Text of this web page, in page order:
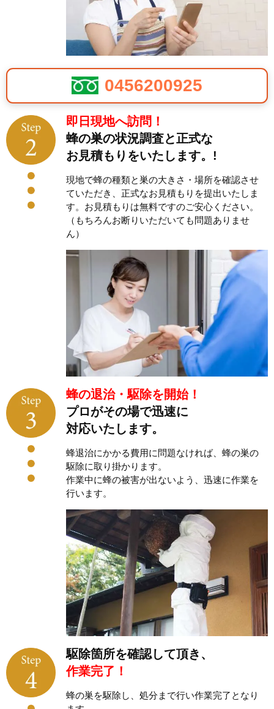
0456200925
即日現地へ訪問！
蜂の巣の状況調査と正式な
お見積もりをいたします。!
現地で蜂の種類と巣の大きさ・場所を確認させ
ていただき、正式なお見積もりを提出いたしま
す。お見積もりは無料ですのご安心ください。
（もちろんお断りいただいても問題ありませ
ん）
蜂の退治・駆除を開始！
プロがその場で迅速に
対応いたします。
蜂退治にかかる費用に問題なければ、蜂の巣の
駆除に取り掛かります。
作業中に蜂の被害が出ないよう、迅速に作業を
行います。
駆除箇所を確認して頂き、
作業完了！
蜂の巣を駆除し、処分まで行い作業完了となり